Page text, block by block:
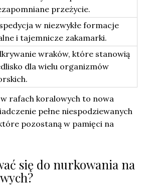
przeżycie.
w niezwykłe formacje
i tajemnicze zakamarki.
wraków, które stanowią
dla wielu organizmów
rafach koralowych to nowa
pełne niespodziewanych
pozostaną w pamięci na
się do nurkowania na